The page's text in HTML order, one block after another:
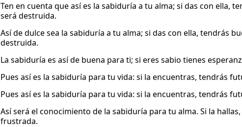
Ten en cuenta que así es la sabiduría a tu alma; si das con ella,
será destruida.
Así de dulce sea la sabiduría a tu alma; si das con ella, tendrás
destruida.
La sabiduría es así de buena para ti; si eres sabio tienes
Pues así es la sabiduría para tu vida: si la encuentras, tendrás
Pues así es la sabiduría para tu vida: si la encuentras, tendrás
Así será el conocimiento de la sabiduría para tu alma. Si la
frustrada.